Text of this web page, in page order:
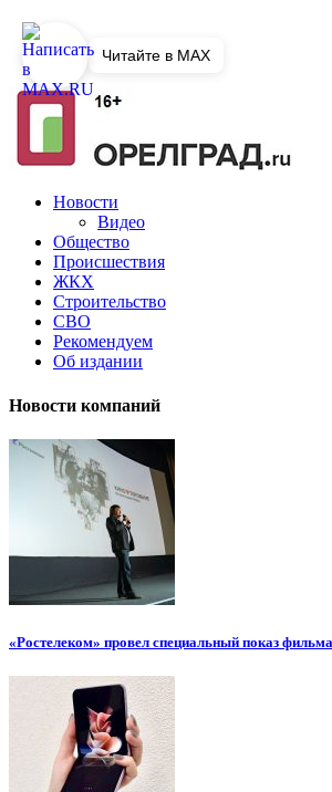
Новости
Видео
Общество
Происшествия
ЖКХ
Строительство
СВО
Рекомендуем
Об издании
Новости компаний
«Ростелеком» провел специальный показ
Читайте в MAX